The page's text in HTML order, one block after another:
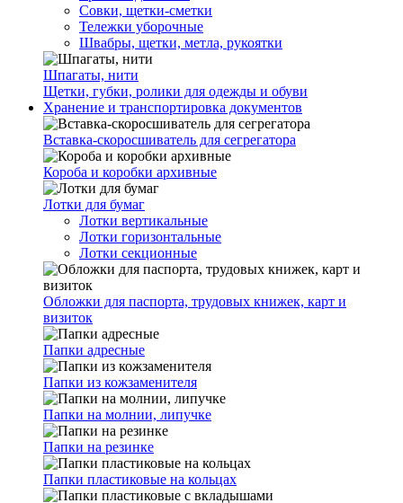
Совки, щетки-сметки
Тележки уборочные
Швабры, щетки, метла, рукоятки
Шпагаты, нити
Щетки, губки, ролики для одежды и обуви
Хранение и транспортировка документов
Вставка-скоросшиватель для сегрегатора
Короба и коробки архивные
Лотки для бумаг
Лотки вертикальные
Лотки горизонтальные
Лотки секционные
Обложки для паспорта, трудовых книжек, карт и
визиток
Папки адресные
Папки из кожзаменителя
Папки на молнии, липучке
Папки на резинке
Папки пластиковые на кольцах